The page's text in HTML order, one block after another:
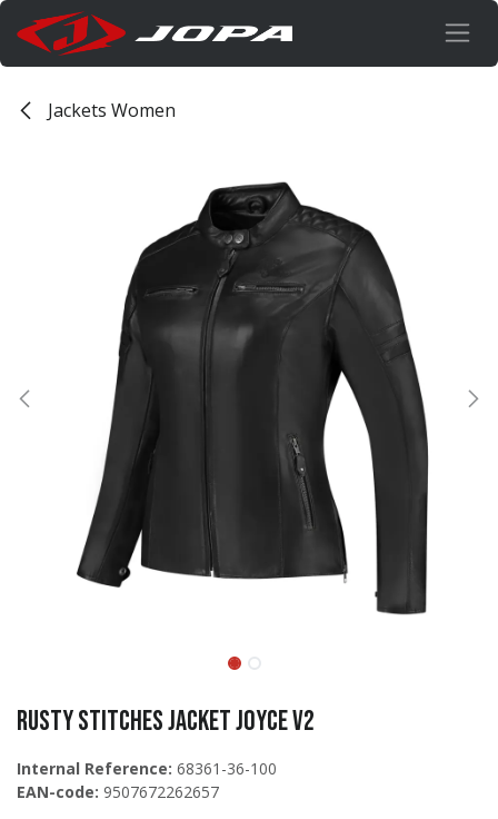
Overslaan naar inhoud
Jackets Women
Rusty Stitches Jacket Joyce V2
Internal Reference: 68361-36-100
EAN-code: 9507672262657